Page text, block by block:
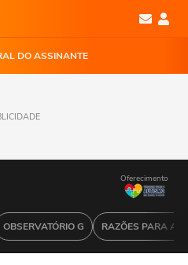
DO ASSINANTE
OBSERVATÓRIO G RAZÕES PARA
Oferecimento